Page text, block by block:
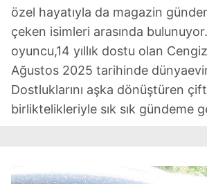
özel hayatıyla da magazin
çeken isimleri arasında
oyuncu,14 yıllık dostu olan
Ağustos 2025 tarihinde
Dostluklarını aşka dönüştüren
birliktelikleriyle sık sık gündeme